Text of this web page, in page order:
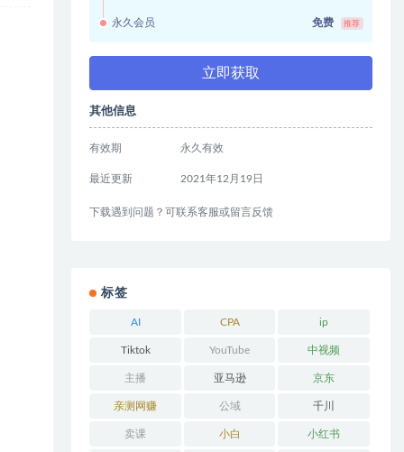
永久会员 免费 推荐
立即获取
其他信息
有效期 永久有效
最近更新 2021年12月19日
下载遇到问题？可联系客服或留言反馈
标签
AI CPA ip
Tiktok YouTube 中视频
主播 亚马逊 京东
亲测网赚 公域 千川
卖课 小白 小红书